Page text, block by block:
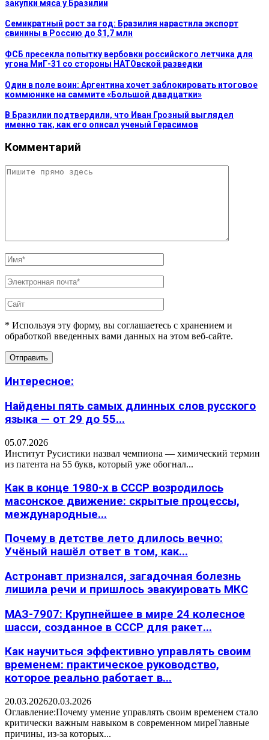
закупки мяса у Бразилии
Семикратный рост за год: Бразилия нарастила экспорт
свинины в Россию до $1,7 млн
ФСБ пресекла попытку вербовки российского летчика для
угона МиГ-31 со стороны НАТОвской разведки
Один в поле воин: Аргентина хочет заблокировать итоговое
коммюнике на саммите «Большой двадцатки»
В Бразилии подтвердили, что Иван Грозный выглядел
именно так, как его описал ученый Герасимов
Комментарий
* Используя эту форму, вы соглашаетесь с хранением и
обработкой введенных вами данных на этом веб-сайте.
Интересное:
Найдены пять самых длинных слов русского
языка — от 29 до 55...
05.07.2026
Институт Русистики назвал чемпиона — химический термин
из патента на 55 букв, который уже обогнал...
Как в конце 1980-х в СССР возродилось
масонское движение: скрытые процессы,
международные...
Почему в детстве лето длилось вечно:
Учёный нашёл ответ в том, как...
Астронавт признался, загадочная болезнь
лишила речи и пришлось эвакуировать МКС
МАЗ-7907: Крупнейшее в мире 24 колесное
шасси, созданное в СССР для ракет...
Как научиться эффективно управлять своим
временем: практическое руководство,
которое реально работает в...
20.03.202620.03.2026
Оглавление:Почему умение управлять своим временем стало
критически важным навыком в современном миреГлавные
причины, из-за которых...